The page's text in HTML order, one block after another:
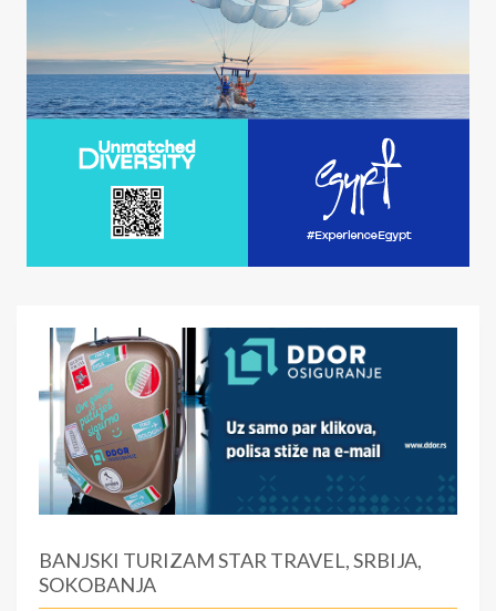
BANJSKI TURIZAM STAR TRAVEL, SRBIJA,
SOKOBANJA